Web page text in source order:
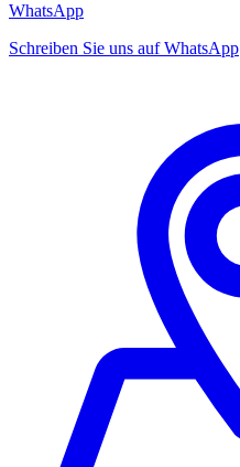
WhatsApp
Schreiben Sie uns auf WhatsApp